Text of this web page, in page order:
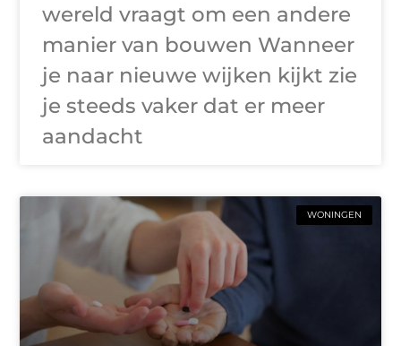
wereld vraagt om een andere
manier van bouwen Wanneer
je naar nieuwe wijken kijkt zie
je steeds vaker dat er meer
aandacht
WONINGEN